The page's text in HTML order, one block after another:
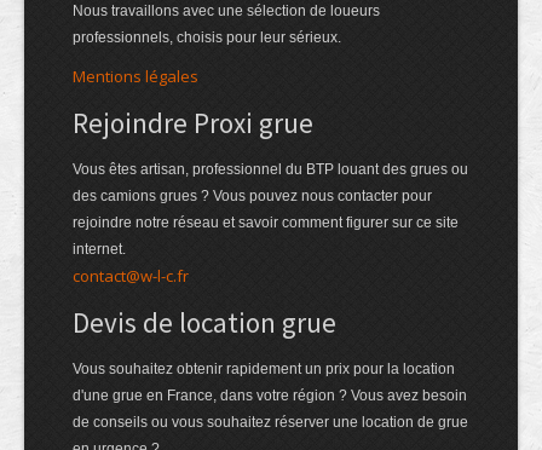
Nous travaillons avec une sélection de loueurs
professionnels, choisis pour leur sérieux.
Mentions légales
Rejoindre Proxi grue
Vous êtes artisan, professionnel du BTP louant des grues ou
des camions grues ? Vous pouvez nous contacter pour
rejoindre notre réseau et savoir comment figurer sur ce site
internet.
contact@w-l-c.fr
Devis de location grue
Vous souhaitez obtenir rapidement un prix pour la location
d'une grue en France, dans votre région ? Vous avez besoin
de conseils ou vous souhaitez réserver une location de grue